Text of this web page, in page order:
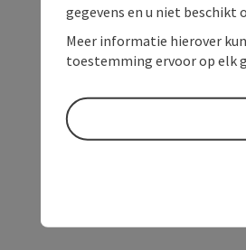
gegevens en u niet beschikt
Meer informatie hierover
toestemming ervoor op elk